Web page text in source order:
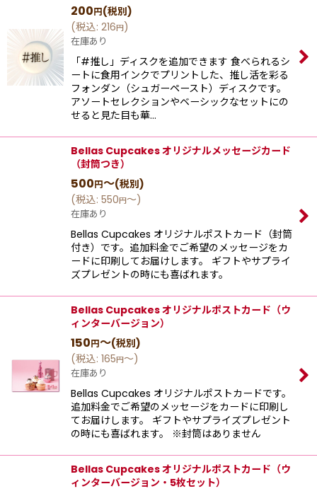
200円(税別)
(税込: 216円)
在庫あり
「#推し」ディスクを追加できます 食べられるシ
ートに食用インクでプリントした、推し活を彩る
フォンダン（シュガーペースト）ディスクです。
アソートセレクションやベーシックなセットにの
せると見た目も華…
Bellas Cupcakes オリジナルメッセージカード
（封筒つき）
500円～(税別)
(税込: 550円～)
在庫あり
Bellas Cupcakes オリジナルポストカード（封筒
付き）です。追加料金でご希望のメッセージをカ
ードに印刷してお届けします。 ギフトやサプライ
ズプレゼントの時にも喜ばれます。
Bellas Cupcakes オリジナルポストカード（ウ
ィンターバージョン）
150円～(税別)
(税込: 165円～)
在庫あり
Bellas Cupcakes オリジナルポストカードです。
追加料金でご希望のメッセージをカードに印刷し
てお届けします。 ギフトやサプライズプレゼント
の時にも喜ばれます。 ※封筒はありません
Bellas Cupcakes オリジナルポストカード（ウ
ィンターバージョン・5枚セット）